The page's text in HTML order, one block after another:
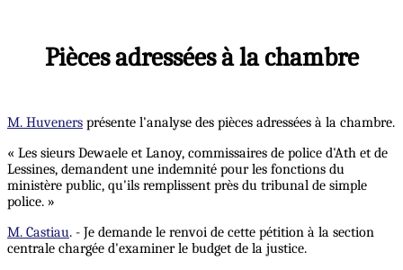
Pièces adressées à la chambre
M. Huveners présente l'analyse des pièces adressées à la chambre.
« Les sieurs Dewaele et Lanoy, commissaires de police d'Ath et de
Lessines, demandent une indemnité pour les fonctions du
ministère public, qu'ils remplissent près du tribunal de simple
police. »
M. Castiau. - Je demande le renvoi de cette pétition à la section
centrale chargée d'examiner le budget de la justice.